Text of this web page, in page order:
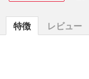
特徴 レビュー